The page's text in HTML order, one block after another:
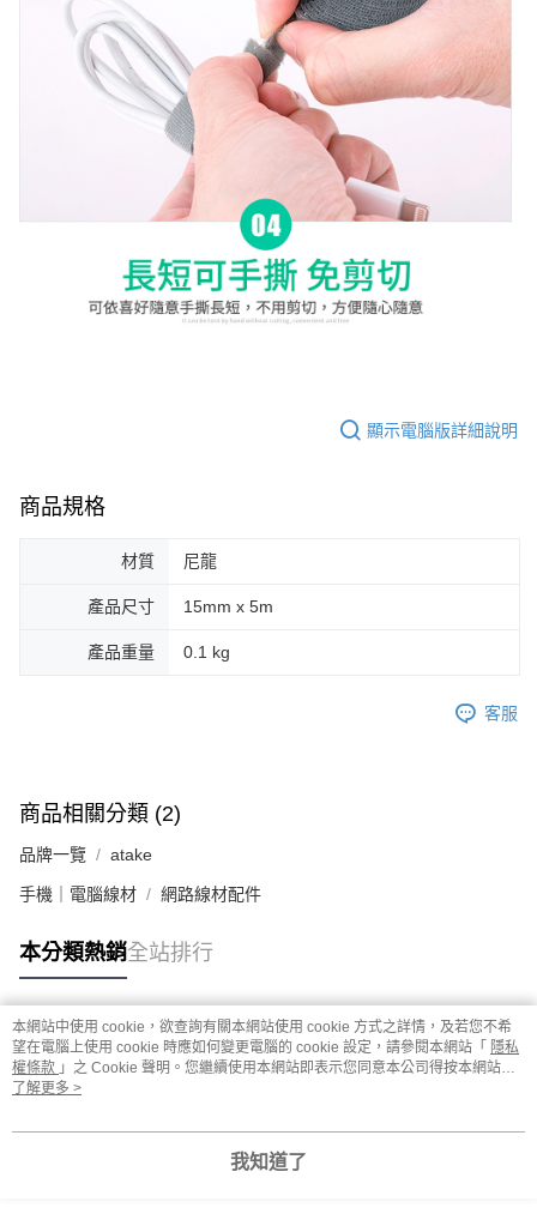
顯示電腦版詳細說明
商品規格
材質 尼龍
產品尺寸 15mm x 5m
產品重量 0.1 kg
客服
商品相關分類 (2)
品牌一覽 atake
手機｜電腦線材 網路線材配件
本分類熱銷全站排行
熱門標籤
本網站中使用 cookie，欲查詢有關本網站使用 cookie 方式之詳情，及若您不希
望在電腦上使用 cookie 時應如何變更電腦的 cookie 設定，請參閱本網站「 隱私
權條款 」之 Cookie 聲明。您繼續使用本網站即表示您同意本公司得按本網站使
用條款之 Cookie 聲明使用 cookie。
了解更多 >
我知道了